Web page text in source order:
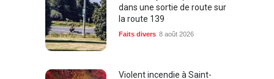
dans une sortie de route sur
la route 139
Faits divers 8 août 2026
Violent incendie à Saint-